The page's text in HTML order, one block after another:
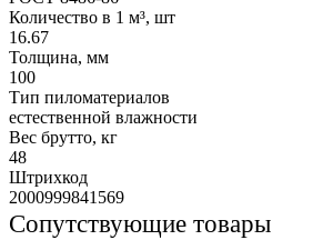
Количество в 1 м³, шт
16.67
Толщина, мм
100
Тип пиломатериалов
естественной влажности
Вес брутто, кг
48
Штрихкод
2000999841569
Сопутствующие товары